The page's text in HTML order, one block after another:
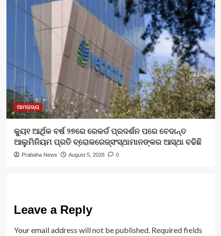
ଆମରାଜ୍ୟ
କ୍ୟୁ୧ ଆର୍ଥିକ ବର୍ଷ ୨୭ରେ ରେକର୍ଡ ପ୍ରଦର୍ଶନ ପରେ ବେଦାନ୍ତ
ଆଲୁମିନିୟମ ପ୍ରତି ବ୍ରୋକରେଜ୍‌ସଂସ୍ଥାମାନଙ୍କର ଆସ୍ଥା ବଢିଛି
Prabaha News August 5, 2026 0
Leave a Reply
Your email address will not be published. Required fields